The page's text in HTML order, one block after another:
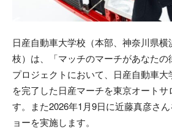
日産自動車大学校（本部、神奈川県
枝）は、「マッチのマーチがあなたの
プロジェクトにおいて、日産自動車
を完了した日産マーチを東京オートサ
す。また2026年1月9日に近藤真彦さ
ョーを実施します。